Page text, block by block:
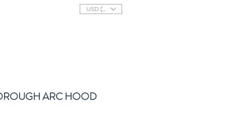
USD ($)
ARC HOOD